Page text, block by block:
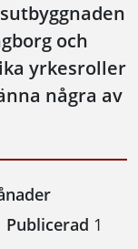
och
yrkesroller
några av
Publicerad 1